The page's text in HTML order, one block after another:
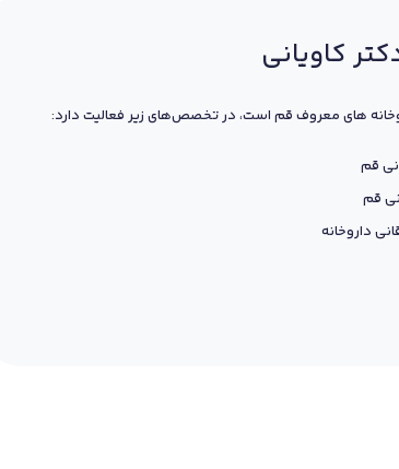
کاویانی
های معروف قم است، در تخصص‌های زیر فعالیت دارد:
قم
قم
داروخانه